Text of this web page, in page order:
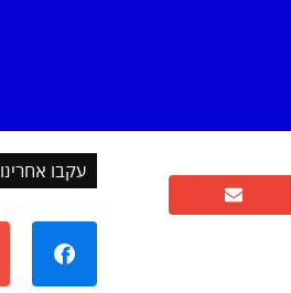
עקבו אחרינו